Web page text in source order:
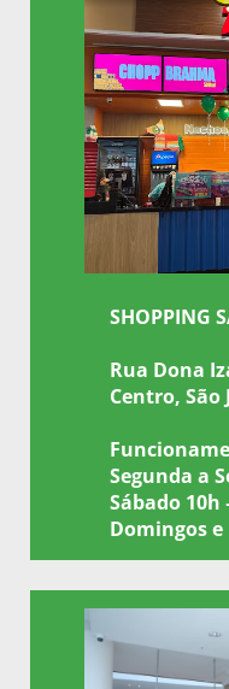
SHOPPING
Rua Dona
Centro, São
Segunda a
Sábado 10h
Domingos e